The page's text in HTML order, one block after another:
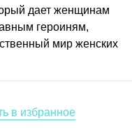
дает женщинам
героиням,
мир женских